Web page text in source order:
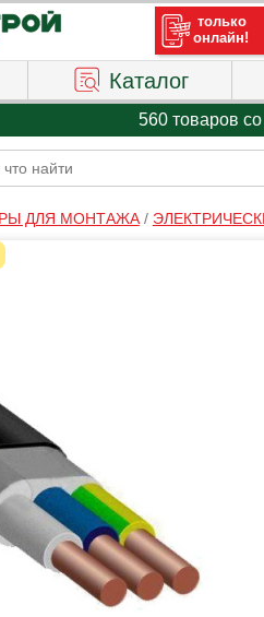
Каталог
560 товаров
ДЛЯ МОНТАЖА/